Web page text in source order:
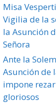
Misa
Vigilia de la
la Asunción
Señora
Ante la
Asunción de
impone
gloriosos